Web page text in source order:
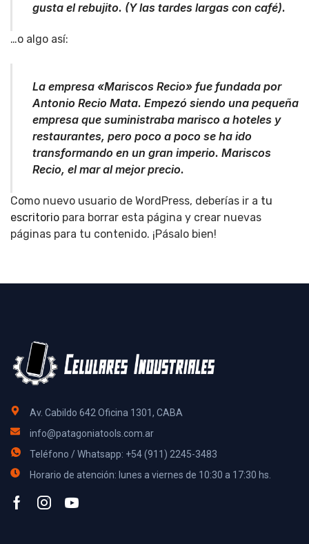
gusta el rebujito. (Y las tardes largas con café).
…o algo así:
La empresa «Mariscos Recio» fue fundada por
Antonio Recio Mata. Empezó siendo una pequeña
empresa que suministraba marisco a hoteles y
restaurantes, pero poco a poco se ha ido
transformando en un gran imperio. Mariscos
Recio, el mar al mejor precio.
Como nuevo usuario de WordPress, deberías ir a tu
escritorio para borrar esta página y crear nuevas
páginas para tu contenido. ¡Pásalo bien!
Av. Cabildo 642 Oficina 1301, CABA
info@patagoniatools.com.ar
Teléfono / Whatsapp: +54 (911) 2245-3483
Horario de atención: lunes a viernes de 10:30 a 17:30 hs.